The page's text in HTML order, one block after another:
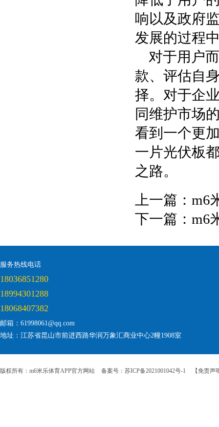
响以及政府
发展的过程
对于用户
款、评估自
择。对于企
同维护市场
看到一个更
一片光伏板
之路。
上一篇： m6
下一篇： m6
服务热线电话
18036851280
18994301288
18068407382
邮箱：61998061@qq.com
地址：江苏省昆山市前进西路华润万象汇商业中心2幢1908室
版权所有：m6米乐体育APP官方网站 备案号：苏ICP备2021001042号-1 【免责声